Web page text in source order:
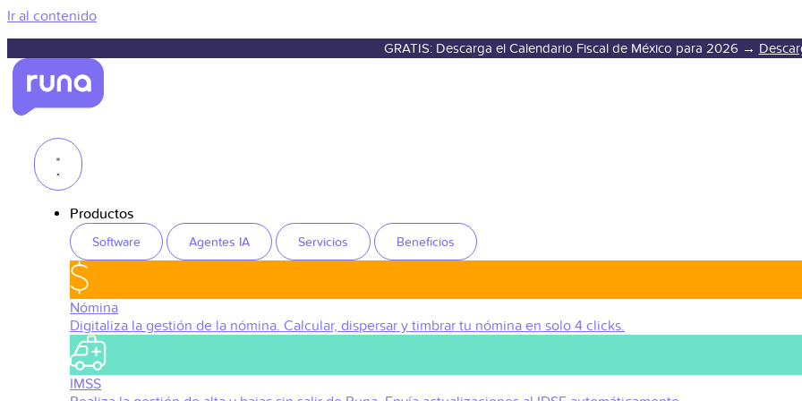
Ir al contenido
GRATIS: Descarga el Calendario Fiscal de México para 2026 →
Productos
Software Agentes IA Servicios Beneficios
Nómina
Digitaliza la gestión de la nómina. Calcular, dispersar y timbrar tu nómina en solo 4 clicks.
IMSS